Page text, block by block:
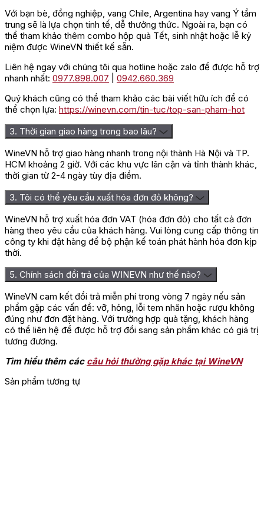
Rượu còn được nghiên cứu là một loại đồ uống cực kỳ tốt cho
sức khỏe nếu bạn tiêu thụ đúng liều lượng mỗi ngày. Chúng có
thể hỗ trợ một số bệnh về tim mạch, tiêu hóa, giấc ngủ và thậm
không chỉ được yêu thích bởi nam giới mà còn cả phụ nữ.
nhiều công đoạn khác nhau. Đầu tiên là thu hoạch nho thủ công
sau đó đưa nho vào hệ thống ép nho. Nước nho này sau đó
lên. Khi rượu đạt tiêu chuẩn sẽ được đóng chai và tiêu thụ.
=> Liên hệ ngayWine VNđể nhận giá ưu đãi và tư vấn chi
tiết nhất!
Đánh giá
Chưa có đánh giá nào.
Hãy là người đầu tiên nhận xét “Rượu Vang Pháp Chateau Cap
De Faugeres”
Bạn phải
Với bạn bè, đồng nghiệp, vang Chile, Argentina hay vang Ý tầm
trung sẽ là lựa chọn tinh tế, dễ thưởng thức. Ngoài ra, bạn có
thể tham khảo thêm combo hộp quà Tết, sinh nhật hoặc lễ kỷ
niệm được WineVN thiết kế sẵn.
Liên hệ ngay với chúng tôi qua hotline hoặc zalo để được hỗ trợ
nhanh nhất: 0977.898.007
0942.660.369
Quý khách cũng có thể tham khảo các bài viết hữu ích để có
thể chọn lựa: https://winevn.com/tin-tuc/top-san-pham-hot
3. Thời gian giao hàng trong bao lâu?
WineVN hỗ trợ giao hàng nhanh trong nội thành Hà Nội và TP.
HCM khoảng 2 giờ. Với các khu vực lân cận và tỉnh thành khác,
thời gian từ 2-4 ngày tùy địa điểm.
3. Tôi có thể yêu cầu xuất hóa đơn đỏ không?
WineVN hỗ trợ xuất hóa đơn VAT (hóa đơn đỏ) cho tất cả đơn
hàng theo yêu cầu của khách hàng. Vui lòng cung cấp thông tin
công ty khi đặt hàng để bộ phận kế toán phát hành hóa đơn kịp
thời.
5. Chính sách đổi trả của WINEVN như thế nào?
WineVN cam kết đổi trả miễn phí trong vòng 7 ngày nếu sản
phẩm gặp các vấn đề: vỡ, hỏng, lỗi tem nhãn hoặc rượu không
đúng như đơn đặt hàng. Với trường hợp quà tặng, khách hàng
có thể liên hệ để được hỗ trợ đổi sang sản phẩm khác có giá trị
tương đương.
Tìm hiểu thêm các câu hỏi thường gặp khác tại WineVN
Sản phẩm tương tự